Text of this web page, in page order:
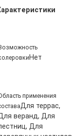
Нет
применения
Для террас,
веранд, Для
Для